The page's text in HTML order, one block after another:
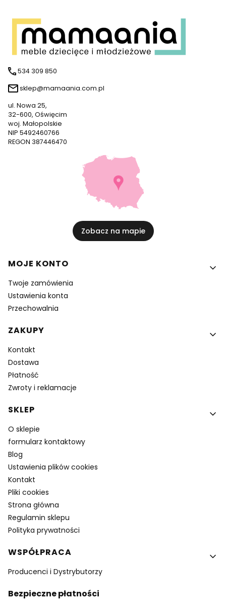
534 309 850
sklep@mamaania.com.pl
ul. Nowa 25,
32-600, Oświęcim
woj. Małopolskie
NIP 5492460766
REGON 387446470
Zobacz na mapie
Linki w stopce
MOJE KONTO
Twoje zamówienia
Ustawienia konta
Przechowalnia
ZAKUPY
Kontakt
Dostawa
Płatność
Zwroty i reklamacje
SKLEP
O sklepie
formularz kontaktowy
Blog
Ustawienia plików cookies
Kontakt
Pliki cookies
Strona główna
Regulamin sklepu
Polityka prywatności
WSPÓŁPRACA
Producenci i Dystrybutorzy
Bezpieczne płatności